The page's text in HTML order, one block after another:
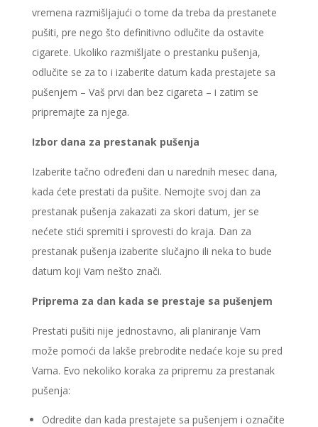
vremena razmišljajući o tome da treba da prestanete
pušiti, pre nego što definitivno odlučite da ostavite
cigarete. Ukoliko razmišljate o prestanku pušenja,
odlučite se za to i izaberite datum kada prestajete sa
pušenjem – Vaš prvi dan bez cigareta – i zatim se
pripremajte za njega.
Izbor dana za prestanak pušenja
Izaberite tačno određeni dan u narednih mesec dana,
kada ćete prestati da pušite. Nemojte svoj dan za
prestanak pušenja zakazati za skori datum, jer se
nećete stići spremiti i sprovesti do kraja. Dan za
prestanak pušenja izaberite slučajno ili neka to bude
datum koji Vam nešto znači.
Priprema za dan kada se prestaje sa pušenjem
Prestati pušiti nije jednostavno, ali planiranje Vam
može pomoći da lakše prebrodite nedaće koje su pred
Vama. Evo nekoliko koraka za pripremu za prestanak
pušenja:
Odredite dan kada prestajete sa pušenjem i označite